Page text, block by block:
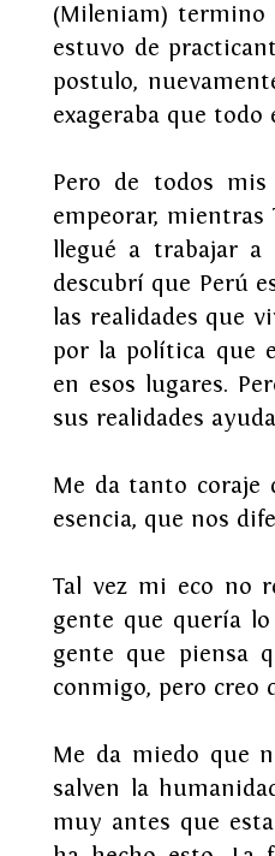
(Mileniam)
estuvo de
postulo,
exageraba que todo
Pero de todos
empeorar, mientras
llegué a trabajar a
descubrí que Perú
las realidades que
por la política que
en esos lugares.
sus realidades
Me da tanto coraje
esencia, que nos
Tal vez mi eco no
gente que quería
gente que piensa
conmigo, pero creo
Me da miedo que
salven la
muy antes que